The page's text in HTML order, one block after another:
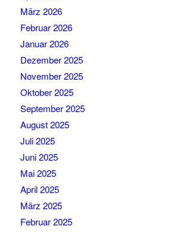
März 2026
Februar 2026
Januar 2026
Dezember 2025
November 2025
Oktober 2025
September 2025
August 2025
Juli 2025
Juni 2025
Mai 2025
April 2025
März 2025
Februar 2025